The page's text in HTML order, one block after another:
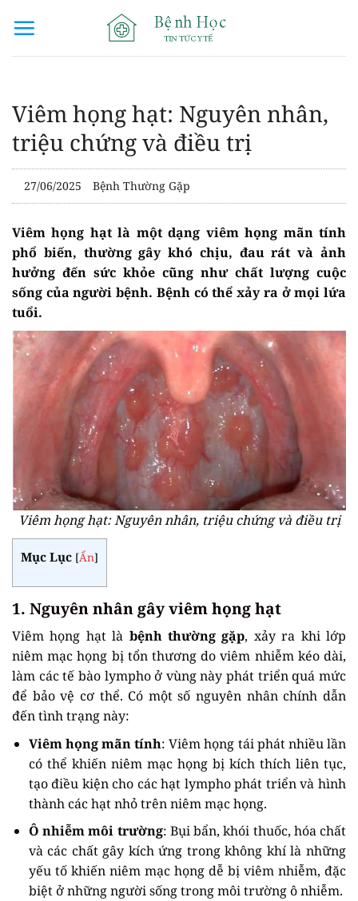
qua
Viêm họng hạt: Nguyên nhân,
triệu chứng và điều trị
27/06/2025 Bệnh Thường Gặp
Viêm họng hạt là một dạng viêm họng mãn tính
phổ biến, thường gây khó chịu, đau rát và ảnh
hưởng đến sức khỏe cũng như chất lượng cuộc
sống của người bệnh. Bệnh có thể xảy ra ở mọi lứa
tuổi.
Viêm họng hạt: Nguyên nhân, triệu chứng và điều trị
Mục Lục [Ẩn]
1. Nguyên nhân gây viêm họng hạt
Viêm họng hạt là bệnh thường gặp, xảy ra khi lớp
niêm mạc họng bị tổn thương do viêm nhiễm kéo dài,
làm các tế bào lympho ở vùng này phát triển quá mức
để bảo vệ cơ thể. Có một số nguyên nhân chính dẫn
đến tình trạng này:
Viêm họng mãn tính: Viêm họng tái phát nhiều lần
có thể khiến niêm mạc họng bị kích thích liên tục,
tạo điều kiện cho các hạt lympho phát triển và hình
thành các hạt nhỏ trên niêm mạc họng.
Ô nhiễm môi trường: Bụi bẩn, khói thuốc, hóa chất
và các chất gây kích ứng trong không khí là những
yếu tố khiến niêm mạc họng dễ bị viêm nhiễm, đặc
biệt ở những người sống trong môi trường ô nhiễm.